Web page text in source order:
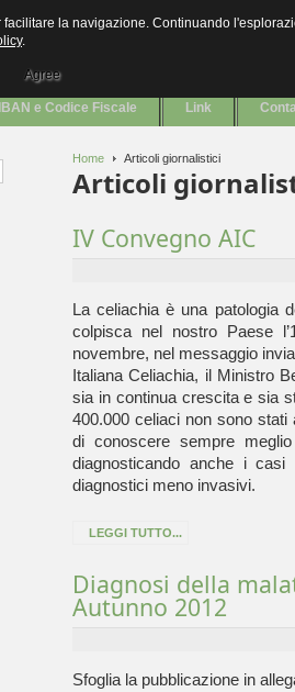
CELIACHIA
IBAN e Codice Fiscale Link
Home Articoli giornalistici
Articoli
IV Convegno AIC
La celiachia è una patologia
colpisca nel nostro Paese
novembre, nel messaggio
Italiana Celiachia, il Ministro
sia in continua crescita e sia
400.000 celiaci non sono
di conoscere sempre
diagnosticando anche i
diagnostici meno invasivi.
LEGGI TUTTO...
Diagnosi della
Autunno 2012
Sfoglia la pubblicazione in
la navigazione. Continuando
.
Agree